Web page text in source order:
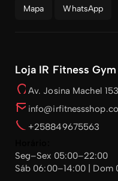
Mapa WhatsApp
Loja IR Fitness Gym
Av. Josina Machel
+258849675563
Seg–Sex 05:00–22:00
Sáb 06:00–14:00 | Dom